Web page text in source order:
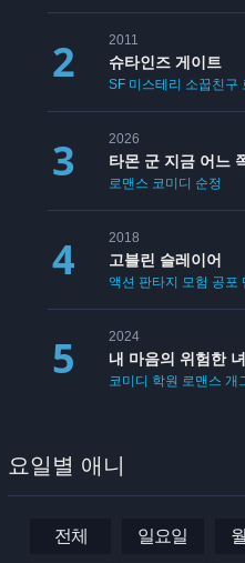
2011
슈타인즈 게이트
SF 미스테리 소꿉친구
2026
타몬 군 지금 어느
로맨스 코미디 순정
2018
고블린 슬레이어
액션 판타지 모험 공포
2024
코미디 학원 로맨스 개
요일별 애니
전체 일요일